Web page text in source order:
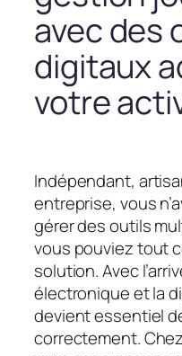
avec des
digitaux
votre
Indépendant,
entreprise, vous
gérer des outils
vous pouviez tout
solution. Avec
électronique et la
devient essentiel
correctement.